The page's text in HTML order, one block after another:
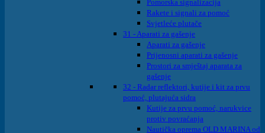
Pomorska signalizacija
Rakete i signali za pomoć
Svjetleće plutače
31 - Aparati za gašenje
Aparati za gašenje
Prijenosni aparati za gašenje
Prostori za smještaj aparata za
gašenje
32 - Radar reflektori, kutije i kit za prvu
pomoć, plutajuća sidra
Kutije za prvu pomoć, narukvice
protiv povraćanja
Nautička oprema OLD MARINA od